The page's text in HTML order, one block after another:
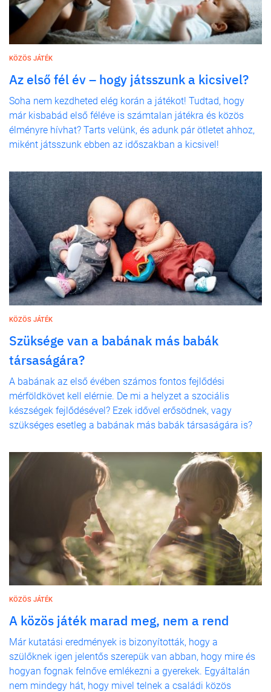
KÖZÖS JÁTÉK
Az első fél év – hogy játsszunk a kicsivel?
Soha nem kezdheted elég korán a játékot! Tudtad, hogy
már kisbabád első féléve is számtalan játékra és közös
élményre hívhat? Tarts velünk, és adunk pár ötletet ahhoz,
miként játsszunk ebben az időszakban a kicsivel!
KÖZÖS JÁTÉK
Szüksége van a babának más babák
társaságára?
A babának az első évében számos fontos fejlődési
mérföldkövet kell elérnie. De mi a helyzet a szociális
készségek fejlődésével? Ezek idővel erősödnek, vagy
szükséges esetleg a babának más babák társaságára is?
KÖZÖS JÁTÉK
A közös játék marad meg, nem a rend
Már kutatási eredmények is bizonyították, hogy a
szülőknek igen jelentős szerepük van abban, hogy mire és
hogyan fognak felnőve emlékezni a gyerekek. Egyáltalán
nem mindegy hát, hogy mivel telnek a családi közös